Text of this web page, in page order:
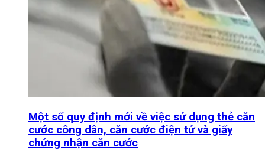
Một số quy định mới về việc sử dụng thẻ căn
cước công dân, căn cước điện tử và giấy
chứng nhận căn cước